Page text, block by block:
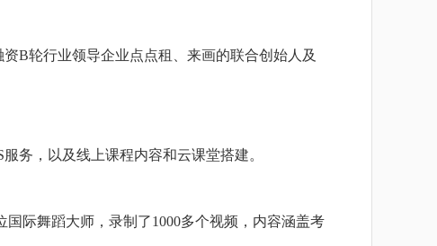
B轮行业领导企业点点租、来画的联合创始人及
务，以及线上课程内容和云课堂搭建。
际舞蹈大师，录制了1000多个视频，内容涵盖考